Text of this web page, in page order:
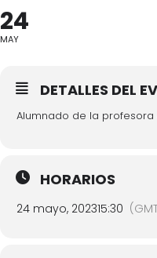
24
MAY
DETALLES DEL
Alumnado de la profesora
HORARIOS
24 mayo, 202315:30